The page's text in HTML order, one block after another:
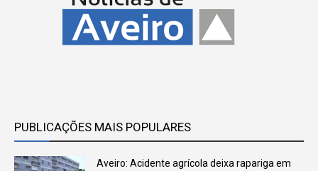
PUBLICAÇÕES MAIS POPULARES
Aveiro: Acidente agrícola deixa rapariga em